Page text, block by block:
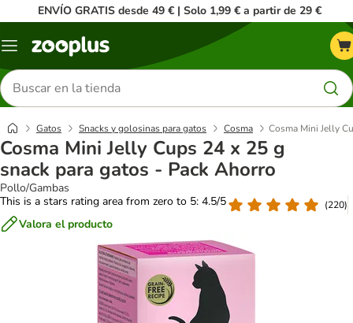
ENVÍO GRATIS desde 49 € | Solo 1,99 € a partir de 29 €
Menú
Buscar
productos
Gatos Snacks y golosinas para gatos Cosma Cosma Mini Jelly
Cosma Mini Jelly Cups 24 x 25 g
snack para gatos - Pack Ahorro
Pollo/Gambas
This is a stars rating area from zero to 5: 4.5/5
(220)
Valora el producto